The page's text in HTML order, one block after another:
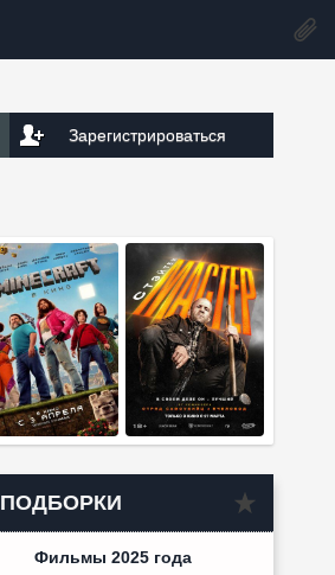
Зарегистрироваться
ПОДБОРКИ
Фильмы 2025 года